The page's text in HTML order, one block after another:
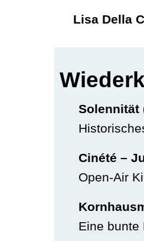
Lisa Della
Solennität
Cinété –
Open-Air
Eine bunte